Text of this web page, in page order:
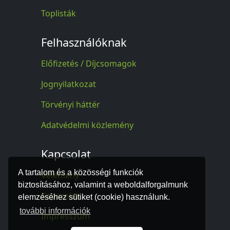
A tartalom és a közösségi funkciók
biztosításához, valamint a weboldalforgalmunk
elemzéséhez sütiket (cookie) használunk.
további információk
Toplisták
Felhasználóknak
Előfizetés / Díjcsomagok
Jognyilatkozat
Törvényi háttér
Adatvédelmi közlemény
Kapcsolat
Vélemény
Kapcsolat
Impresszum